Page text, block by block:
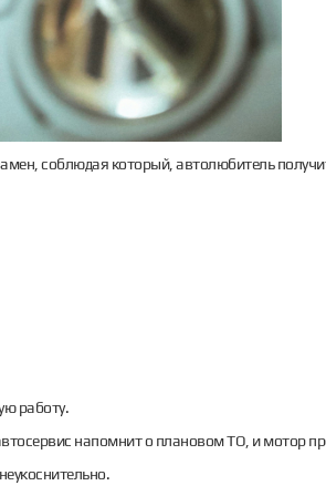
соблюдая который, автолюбитель
работу.
напомнит о плановом ТО, и мотор